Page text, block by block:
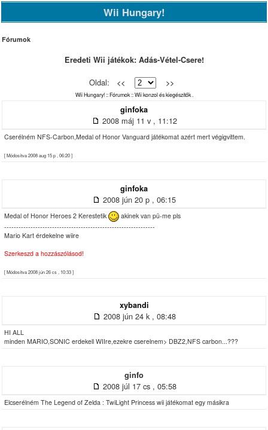
Wii Hungary!
Fórumok
Eredeti Wii játékok: Adás-Vétel-Csere!
Oldal: << >>
Wii Hungary!::Fórumok::Wii konzol és kiegészítők .
ginfoka
2008 máj 11 v , 11:12
Cserélném NFS-Carbon,Medal of Honor Vanguard játékomat azért mert végigvittem.
[ Módosítva 2008 aug 15 p , 06:20 ]
ginfoka
2008 jún 20 p , 06:15
Medal of Honor Heroes 2 Kerestetik
akinek van pü-me pls
---------------------------------------------------------------
Mario Kart érdekelne wiire
Szerkeszd a hozzászólásod!
[ Módosítva 2008 jún 26 cs , 10:33 ]
xybandi
2008 jún 24 k , 08:48
HI ALL
minden MARIO,SONIC erdekell WIIre,ezekre cserelnem> DBZ2,NFS carbon...???
ginfo
2008 júl 17 cs , 05:58
Elcserélném The Legend of Zelda : TwiLight Princess wii játékomat egy másikra